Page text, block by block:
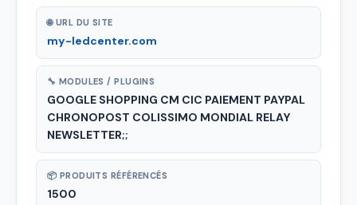
🌐 URL DU SITE
my-ledcenter.com
🔧 MODULES / PLUGINS
GOOGLE SHOPPING CM CIC PAIEMENT PAYPAL
CHRONOPOST COLISSIMO MONDIAL RELAY
NEWSLETTER;;
📦 PRODUITS RÉFÉRENCÉS
1500